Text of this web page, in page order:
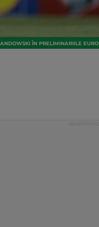
ÎN PRELIMINARIILE EURO